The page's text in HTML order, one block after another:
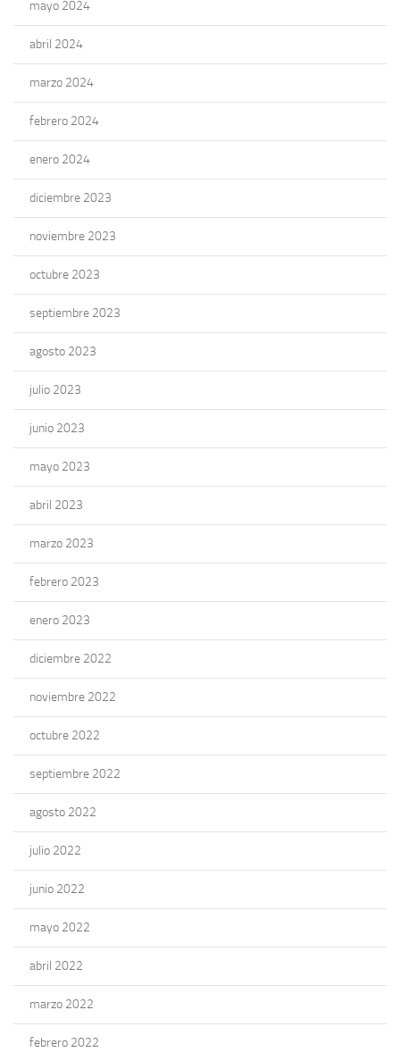
mayo 2024
abril 2024
marzo 2024
febrero 2024
enero 2024
diciembre 2023
noviembre 2023
octubre 2023
septiembre 2023
agosto 2023
julio 2023
junio 2023
mayo 2023
abril 2023
marzo 2023
febrero 2023
enero 2023
diciembre 2022
noviembre 2022
octubre 2022
septiembre 2022
agosto 2022
julio 2022
junio 2022
mayo 2022
abril 2022
marzo 2022
febrero 2022